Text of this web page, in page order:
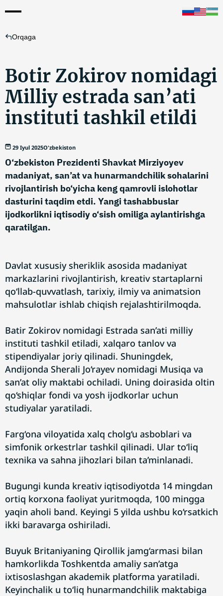
Orqaga
Botir Zokirov nomidagi
Milliy estrada san’ati
instituti tashkil etildi
29 Iyul 2025O'zbekiston
O‘zbekiston Prezidenti Shavkat Mirziyoyev
madaniyat, san’at va hunarmandchilik sohalarini
rivojlantirish bo‘yicha keng qamrovli islohotlar
dasturini taqdim etdi. Yangi tashabbuslar
ijodkorlikni iqtisodiy o‘sish omiliga aylantirishga
qaratilgan.
Davlat xususiy sheriklik asosida madaniyat
markazlarini rivojlantirish, kreativ startaplarni
qo‘llab-quvvatlash, tarixiy, ilmiy va animatsion
mahsulotlar ishlab chiqish rejalashtirilmoqda.
Batir Zokirov nomidagi Estrada san’ati milliy
instituti tashkil etiladi, xalqaro tanlov va
stipendiyalar joriy qilinadi. Shuningdek,
Andijonda Sherali Jo‘rayev nomidagi Musiqa va
san’at oliy maktabi ochiladi. Uning doirasida oltin
qo‘shiqlar fondi va yosh ijodkorlar uchun
studiyalar yaratiladi.
Farg‘ona viloyatida xalq cholg‘u asboblari va
simfonik orkestrlar tashkil qilinadi. Ular to‘liq
texnika va sahna jihozlari bilan ta’minlanadi.
Bugungi kunda kreativ iqtisodiyotda 14 mingdan
ortiq korxona faoliyat yuritmoqda, 100 mingga
yaqin aholi band. Keyingi 5 yilda ushbu ko‘rsatkich
ikki baravarga oshiriladi.
Buyuk Britaniyaning Qirollik jamg‘armasi bilan
hamkorlikda Toshkentda amaliy san’atga
ixtisoslashgan akademik platforma yaratiladi.
Keyinchalik u to‘liq hunarmandchilik maktabiga